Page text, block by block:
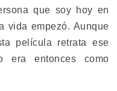
que soy hoy en
vida empezó. Aunque
película retrata ese
entonces como